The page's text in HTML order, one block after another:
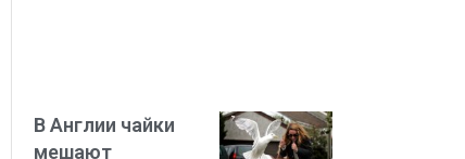
В Англии чайки
мешают